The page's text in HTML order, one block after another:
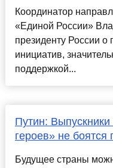
Координатор
«Единой России»
президенту России
инициатив,
поддержкой...
Путин:
героев» не
Будущее страны